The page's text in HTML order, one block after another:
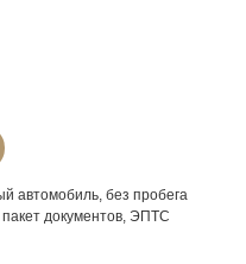
автомобиль, без пробега
документов, ЭПТС